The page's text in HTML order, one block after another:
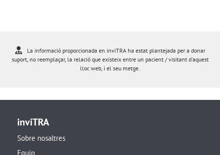
La informació proporcionada en inviTRA ha estat plantejada per a donar
suport, no reemplaçar, la relació que existeix entre un pacient / visitant d'aquest
lloc web, i el seu metge.
inviTRA
Sobre nosaltres
Equip